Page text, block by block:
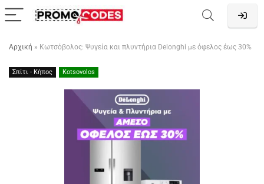
Αρχική » Κωτσόβολος: Ψυγεία και πλυντήρια Delonghi με όφελος έως 30%
Σπίτι - Κήπος Kotsovolos